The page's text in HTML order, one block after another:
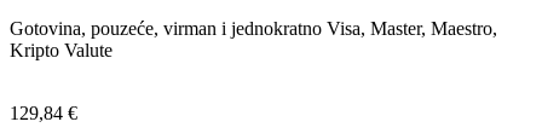
Gotovina, pouzeće, virman i jednokratno Visa, Master, Maestro,
Kripto Valute
129,84 €